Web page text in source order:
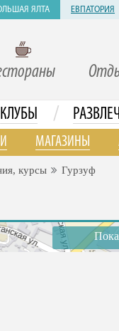
ЯЛТА ЕВПАТОРИЯ
КЛУБЫ /
МАГАЗИНЫ
курсы Гурзуф